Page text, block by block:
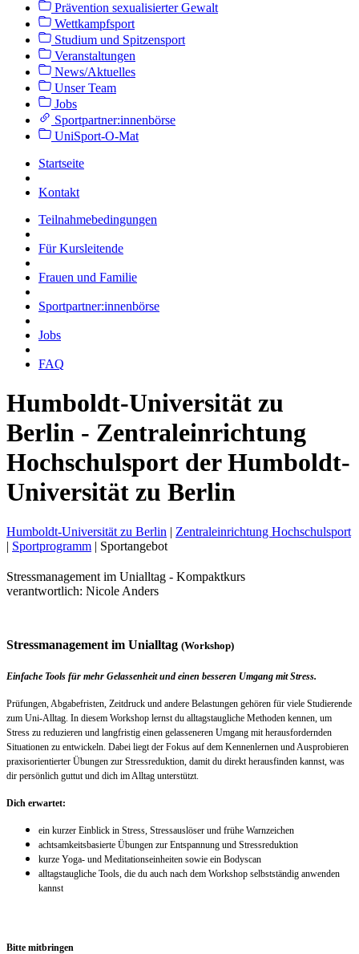
Prävention sexualisierter Gewalt
Wettkampfsport
Studium und Spitzensport
Veranstaltungen
News/Aktuelles
Unser Team
Jobs
Sportpartner:innenbörse
UniSport-O-Mat
Startseite
Kontakt
Teilnahmebedingungen
Für Kursleitende
Frauen und Familie
Sportpartner:innenbörse
Jobs
FAQ
Humboldt-Universität zu
Berlin - Zentraleinrichtung
Hochschulsport der Humboldt-
Universität zu Berlin
Humboldt-Universität zu Berlin | Zentraleinrichtung Hochschulsport
| Sportprogramm | Sportangebot
Stressmanagement im Unialltag - Kompaktkurs
verantwortlich: Nicole Anders
Stressmanagement im Unialltag (Workshop)
Einfache Tools für mehr Gelassenheit und einen besseren Umgang mit Stress.
Prüfungen, Abgabefristen, Zeitdruck und andere Belastungen gehören für viele Studierende
zum Uni-Alltag. In diesem Workshop lernst du alltagstaugliche Methoden kennen, um
Stress zu reduzieren und langfristig einen gelasseneren Umgang mit herausfordernden
Situationen zu entwickeln. Dabei liegt der Fokus auf dem Kennenlernen und Ausprobieren
praxisorientierter Übungen zur Stressreduktion, damit du direkt herausfinden kannst, was
dir persönlich guttut und dich im Alltag unterstützt.
Dich erwartet:
ein kurzer Einblick in Stress, Stressauslöser und frühe Warnzeichen
achtsamkeitsbasierte Übungen zur Entspannung und Stressreduktion
kurze Yoga- und Meditationseinheiten sowie ein Bodyscan
alltagstaugliche Tools, die du auch nach dem Workshop selbstständig anwenden
kannst
Bitte mitbringen